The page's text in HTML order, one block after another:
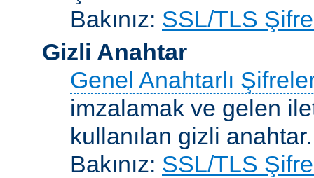
Bakınız: SSL/TLS
Gizli Anahtar
Genel Anahtarlı
imzalamak ve gelen
kullanılan gizli anahtar.
Bakınız: SSL/TLS